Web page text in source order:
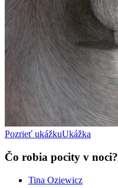
Pozrieť ukážkuUkážka
Čo robia pocity v noci?
Tina Oziewicz